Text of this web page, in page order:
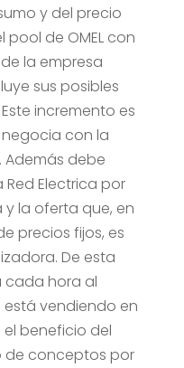
y del precio
de OMEL con
la empresa
sus posibles
incremento es
con la
debe
Electrica por
la oferta que, en
precios fijos, es
De esta
cada hora al
vendiendo en
beneficio del
de conceptos por